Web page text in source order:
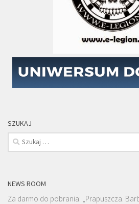
SZUKAJ
Szukaj:
NEWS ROOM
Za darmo do pobrania: „Prapuszcza.